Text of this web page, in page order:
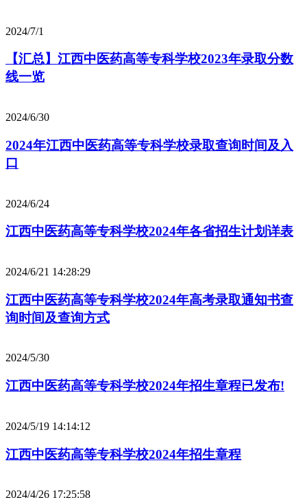
2024/7/1
【汇总】江西中医药高等专科学校2023年录取分数
线一览
2024/6/30
2024年江西中医药高等专科学校录取查询时间及入
口
2024/6/24
江西中医药高等专科学校2024年各省招生计划详表
2024/6/21 14:28:29
江西中医药高等专科学校2024年高考录取通知书查
询时间及查询方式
2024/5/30
江西中医药高等专科学校2024年招生章程已发布!
2024/5/19 14:14:12
江西中医药高等专科学校2024年招生章程
2024/4/26 17:25:58